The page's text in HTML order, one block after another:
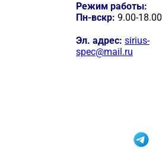
Режим работы:
Пн-вскр: 9.00-18.00
Эл. адрес: sirius-
spec@mail.ru